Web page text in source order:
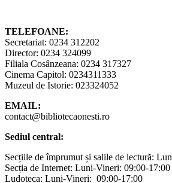
TELEFOANE:
Secretariat: 0234 312202
Director: 0234 324099
Filiala Cosânzeana: 0234 317327
Cinema Capitol: 0234311333
Muzeul de Istorie: 023324052
EMAIL:
contact@bibliotecaonesti.ro
Sediul central:
Secțiile de împrumut și salile de lectură:
Secția de Internet: Luni-Vineri: 09:00-17:00
Ludoteca: Luni-Vineri: 09:00-17:00